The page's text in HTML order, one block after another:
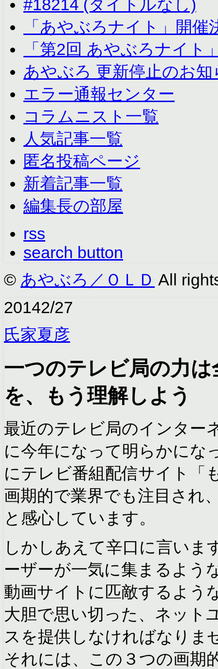
#18214 (タイトルなし)
「あやぶろナイト」開催
「第2回 あやぶろナイト
あやぶろ 更新停止のお知
エラー通報センター
コラムニスト一覧
人気記事一覧
匿名投稿ページ
新着記事一覧
編集長の部屋
rss
search button
© あやぶろ／ＯＬＤ All
20142/27
氏家夏彦
一つのテレビ局の力
を、もう理解しよう
最近のテレビ局のインター
に今年になって明らかにな
にテレビ番組配信サイト「
画期的で業界でも注目され
と感心しています。
しかしあえて辛口に言いま
ーザーが一気に集まるよう
動画サイトに匹敵するよう
大胆で思い切った、ネット
スを提供しなければなりま
それには、この３つの画期